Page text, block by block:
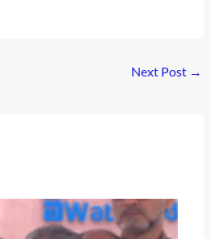
Next Post →